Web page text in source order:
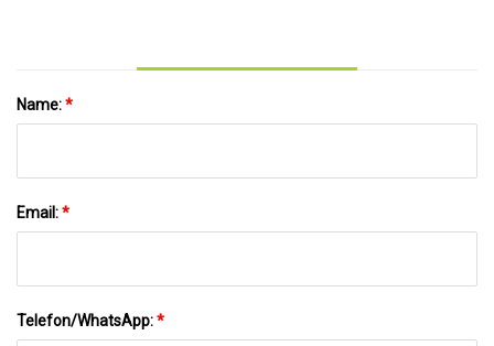
Name:*
Email:*
Telefon/WhatsApp:*